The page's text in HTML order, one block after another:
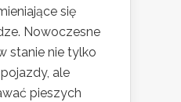
się
Nowoczesne
stanie nie tylko
ale
pieszych